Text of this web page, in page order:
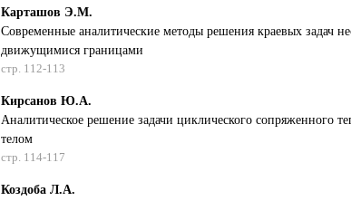
Карташов Э.М.
Современные аналитические методы решения краевых задач
движущимися границами
стр. 112-113
Кирсанов Ю.А.
Аналитическое решение задачи циклического сопряженного
телом
стр. 114-117
Коздоба Л.А.